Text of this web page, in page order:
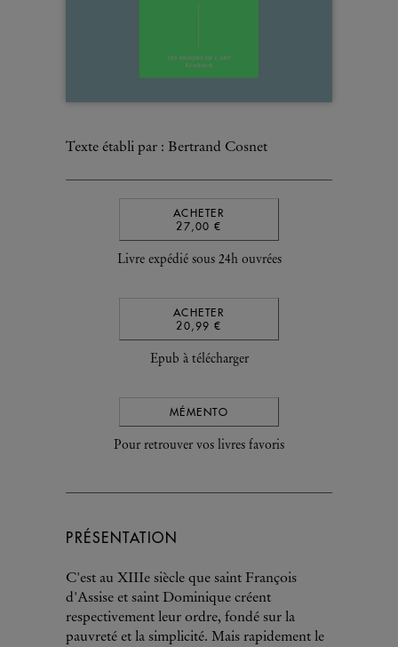
Texte établi par : Bertrand Cosnet
ACHETER
27,00 €
Livre expédié sous 24h ouvrées
ACHETER
20,99 €
Epub à télécharger
MÉMENTO
Pour retrouver vos livres favoris
PRÉSENTATION
C'est au XIIIe siècle que saint François
d'Assise et saint Dominique créent
respectivement leur ordre, fondé sur la
pauvreté et la simplicité. Mais rapidement le